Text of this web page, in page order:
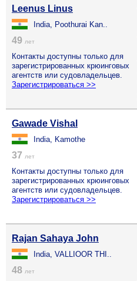
Leenus Linus
India, Poothurai Kan..
49 лет
Контакты доступны только для
зарегистрированных крюинговых
агентств или судовладельцев.
Зарегистрироваться >>
Gawade Vishal
India, Kamothe
37 лет
Контакты доступны только для
зарегистрированных крюинговых
агентств или судовладельцев.
Зарегистрироваться >>
Rajan Sahaya John
India, VALLIOOR THI..
48 лет